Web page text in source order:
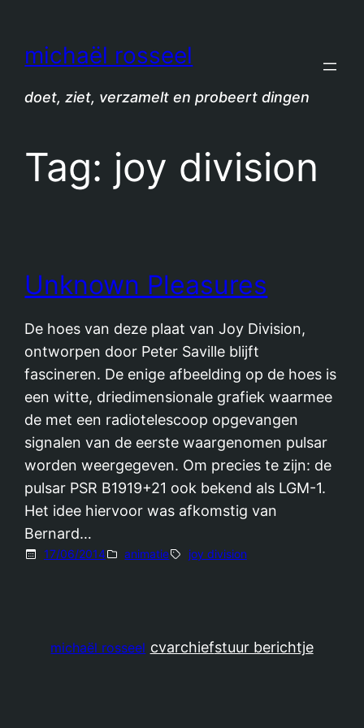
michaël rosseel
doet, ziet, verzamelt en probeert dingen
Tag: joy division
Unknown Pleasures
De hoes van deze plaat van Joy Division,
ontworpen door Peter Saville blijft
fascineren. De enige afbeelding op de hoes is
een witte, driedimensionale grafiek waarmee
de met een radiotelescoop opgevangen
signalen van de eerste waargenomen pulsar
worden weergegeven. Om precies te zijn: de
pulsar PSR B1919+21 ook bekend als LGM-1.
Het idee hiervoor was afkomstig van
Bernard…
17/06/2014 animatie joy division
michaël rosseel cvarchiefstuur berichtje